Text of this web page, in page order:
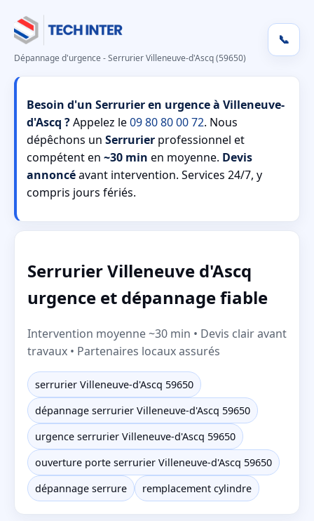
Dépannage d'urgence - Serrurier Villeneuve-d'Ascq (59650)
📞
Besoin d'un Serrurier en urgence à Villeneuve-
d'Ascq ?Appelez le09 80 80 00 72. Nous
dépêchons un Serrurier professionnel et
compétent en ~30 min en moyenne. Devis
annoncéavant intervention. Services 24/7, y
compris jours fériés.
Serrurier Villeneuve d'Ascq
urgence et dépannage fiable
Intervention moyenne ~30 min • Devis clair avant
travaux • Partenaires locaux assurés
serrurier Villeneuve-d'Ascq 59650
dépannage serrurier Villeneuve-d'Ascq 59650
urgence serrurier Villeneuve-d'Ascq 59650
ouverture porte serrurier Villeneuve-d'Ascq 59650
dépannage serrure
remplacement cylindre